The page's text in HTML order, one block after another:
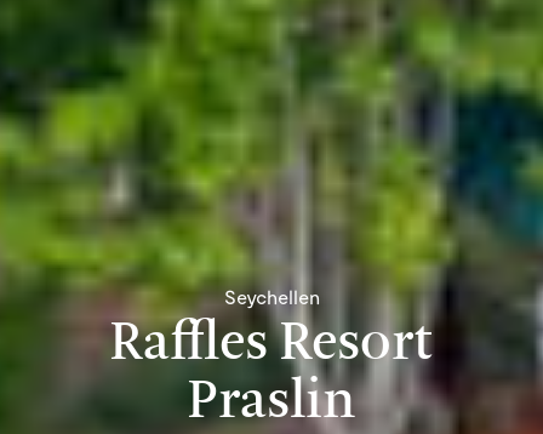
Seychellen
Raffles Resort
Praslin